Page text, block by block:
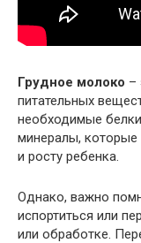
Грудное молоко –
питательных
необходимые
минералы,
и росту ребенка.
Однако, важно
испортиться или
или обработке.